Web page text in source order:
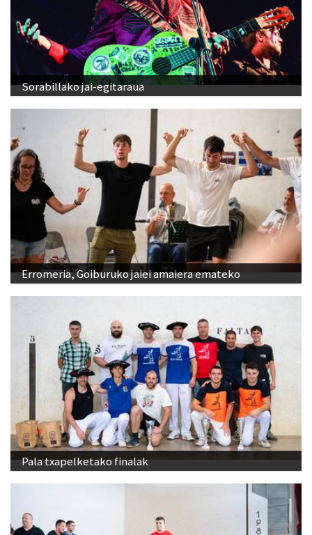
Sorabillako jai-egitaraua
Erromeria, Goiburuko jaiei amaiera emateko
Pala txapelketako finalak